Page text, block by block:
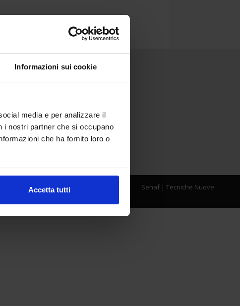
Informazioni sui cookie
media e per analizzare il
i nostri partner che si occupano
che ha fornito loro o
Accetta tutti Senaf| Tecniche Nuove